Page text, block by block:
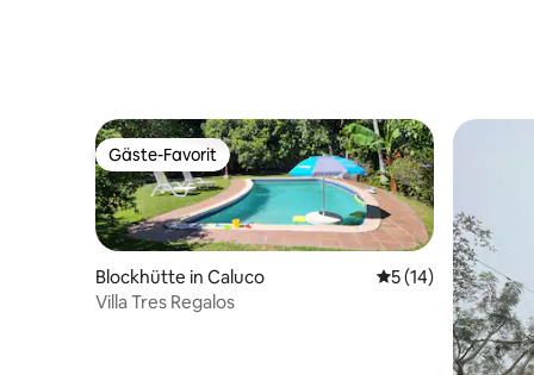
Gäste-Favorit
Gäste-Favorit
Blockhütte in Caluco Durchschnittliche
5 (14)
Villa Tres Regalos